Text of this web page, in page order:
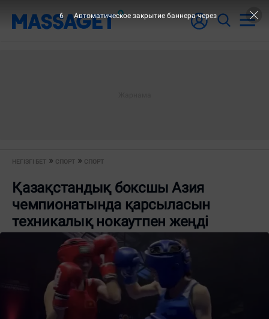
НЕГІЗГІ БЕТ СПОРТ СПОРТ
Қазақстандық боксшы Азия
чемпионатында қарсыласын
техникалық нокаутпен жеңді
6 Автоматическое закрытие баннера через